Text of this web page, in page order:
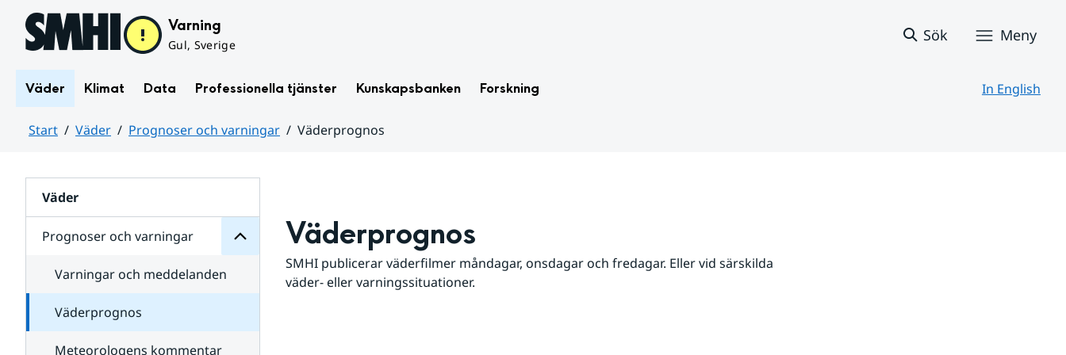
Hoppa till sidans innehåll Varning
Gul, Sverige
Sök Meny
Väder Klimat Data Professionella tjänster Kunskapsbanken Forskning In English
Start Väder Prognoser och varningar
Väderprognos
Väder
Prognoser och varningar
för
varningar
Varningar och meddelanden
Väderprognos
Meteorologens kommentar
Väderprognos
SMHI publicerar väderfilmer måndagar, onsdagar och fredagar. Eller vid särskilda
väder- eller varningssituationer.